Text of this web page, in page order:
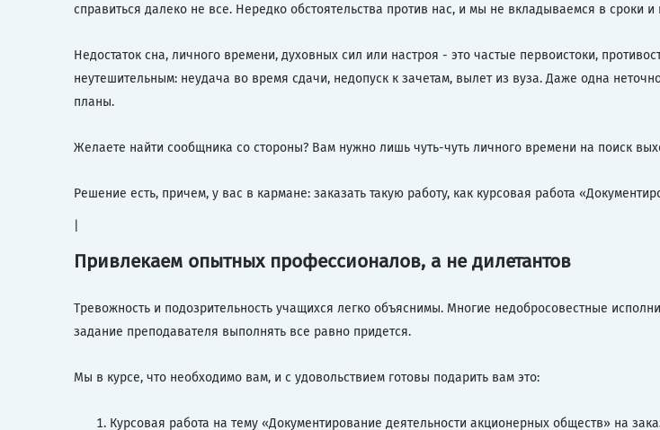
справиться далеко не все. Нередко обстоятельства против нас, и мы не вкладываемся в сроки
Недостаток сна, личного времени, духовных сил или настроя - это частые первоистоки,
неутешительным: неудача во время сдачи, недопуск к зачетам, вылет из вуза. Даже одна
планы.
Желаете найти сообщника со стороны? Вам нужно лишь чуть-чуть личного времени на поиск
Решение есть, причем, у вас в кармане: заказать такую работу, как курсовая работа
Привлекаем опытных профессионалов, а не дилетантов
Тревожность и подозрительность учащихся легко объяснимы. Многие недобросовестные
задание преподавателя выполнять все равно придется.
Мы в курсе, что необходимо вам, и с удовольствием готовы подарить вам это:
Курсовая работа на тему «Документирование деятельности акционерных обществ» на